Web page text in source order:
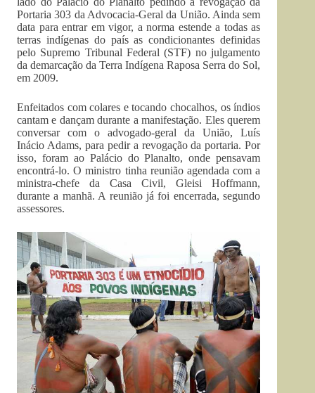
Portaria 303 da Advocacia-Geral da União. Ainda sem
data para entrar em vigor, a norma estende a todas as
terras indígenas do país as condicionantes definidas
pelo Supremo Tribunal Federal (STF) no julgamento
da demarcação da Terra Indígena Raposa Serra do Sol,
em 2009.
Enfeitados com colares e tocando chocalhos, os índios
cantam e dançam durante a manifestação. Eles querem
conversar com o advogado-geral da União, Luís
Inácio Adams, para pedir a revogação da portaria. Por
isso, foram ao Palácio do Planalto, onde pensavam
encontrá-lo. O ministro tinha reunião agendada com a
ministra-chefe da Casa Civil, Gleisi Hoffmann,
durante a manhã. A reunião já foi encerrada, segundo
assessores.